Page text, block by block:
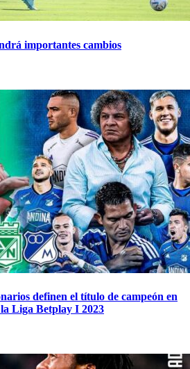
importantes cambios
definen el título de campeón en
Liga Betplay I 2023